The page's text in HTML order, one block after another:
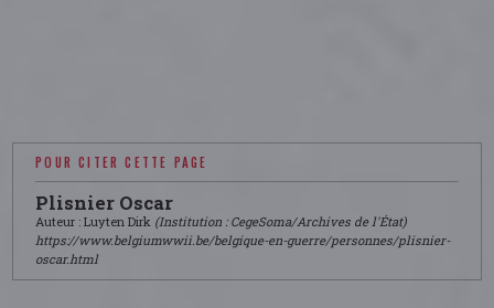
POUR CITER CETTE PAGE
Plisnier Oscar
Auteur : Luyten Dirk (Institution : CegeSoma/Archives de l'État)
https://www.belgiumwwii.be/belgique-en-guerre/personnes/plisnier-
oscar.html